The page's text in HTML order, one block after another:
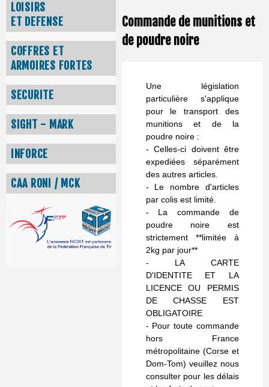
LOISIRS
ET DEFENSE
COFFRES ET
ARMOIRES FORTES
SECURITE
SIGHT - MARK
INFORCE
CAA RONI / MCK
Commande de munitions et
de poudre noire
Une législation
particulière s'applique
pour le transport des
munitions et de la
poudre noire :
- Celles-ci doivent être
expediées séparément
des autres articles.
- Le nombre d'articles
par colis est limité.
- La commande de
poudre noire est
strictement **limitée à
2kg par jour**
- LA CARTE
D'IDENTITE ET LA
LICENCE OU PERMIS
DE CHASSE EST
OBLIGATOIRE
- Pour toute commande
hors France
métropolitaine (Corse et
Dom-Tom) veuillez nous
consulter pour les délais